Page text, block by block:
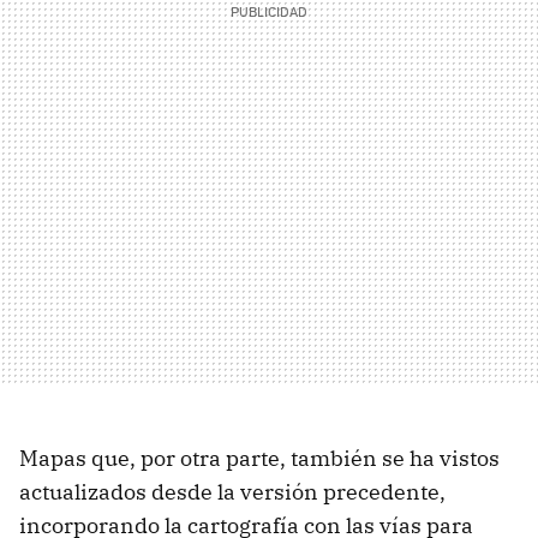
Mapas que, por otra parte, también se ha vistos
actualizados desde la versión precedente,
incorporando la cartografía con las vías para